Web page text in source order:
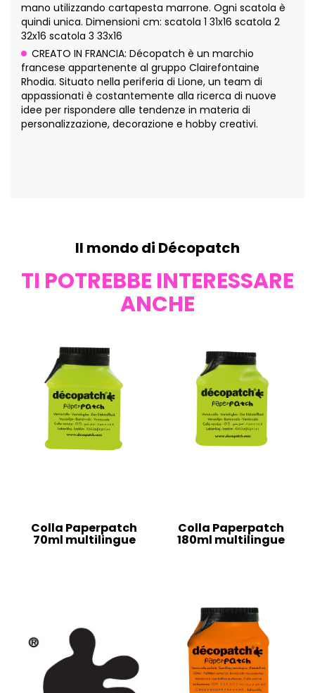
mano utilizzando cartapesta marrone. Ogni scatola è
quindi unica. Dimensioni cm: scatola 1 31x16 scatola 2
32x16 scatola 3 33x16
CREATO IN FRANCIA: Décopatch è un marchio
francese appartenente al gruppo Clairefontaine
Rhodia. Situato nella periferia di Lione, un team di
appassionati è costantemente alla ricerca di nuove
idee per rispondere alle tendenze in materia di
personalizzazione, decorazione e hobby creativi.
Il mondo di Décopatch
TI POTREBBE INTERESSARE
ANCHE
Colla Paperpatch
70ml multilingue
Colla Paperpatch
180ml multilingue